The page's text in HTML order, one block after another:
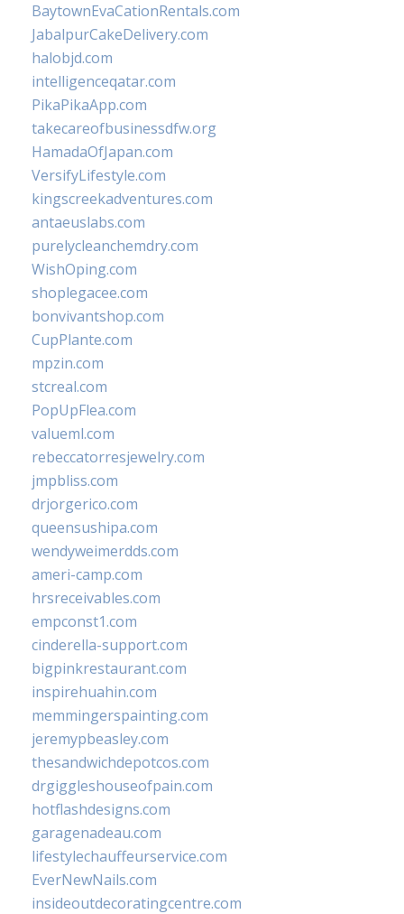
BaytownEvaCationRentals.com
JabalpurCakeDelivery.com
halobjd.com
intelligenceqatar.com
PikaPikaApp.com
takecareofbusinessdfw.org
HamadaOfJapan.com
VersifyLifestyle.com
kingscreekadventures.com
antaeuslabs.com
purelycleanchemdry.com
WishOping.com
shoplegacee.com
bonvivantshop.com
CupPlante.com
mpzin.com
stcreal.com
PopUpFlea.com
valueml.com
rebeccatorresjewelry.com
jmpbliss.com
drjorgerico.com
queensushipa.com
wendyweimerdds.com
ameri-camp.com
hrsreceivables.com
empconst1.com
cinderella-support.com
bigpinkrestaurant.com
inspirehuahin.com
memmingerspainting.com
jeremypbeasley.com
thesandwichdepotcos.com
drgiggleshouseofpain.com
hotflashdesigns.com
garagenadeau.com
lifestylechauffeurservice.com
EverNewNails.com
insideoutdecoratingcentre.com